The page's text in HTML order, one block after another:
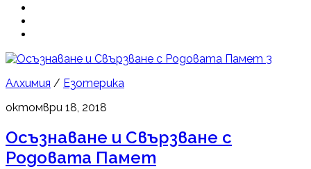
3
Алхимия / Езотерика
октомври 18, 2018
Осъзнаване и Свързване с
Родовата Памет